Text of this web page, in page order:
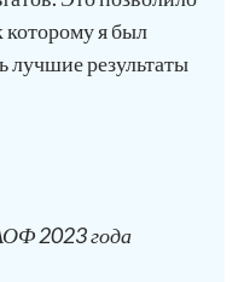
которому я был
лучшие результаты
2023 года